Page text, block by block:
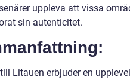
uppleva att vissa
sin autenticitet.
Litauen erbjuder en